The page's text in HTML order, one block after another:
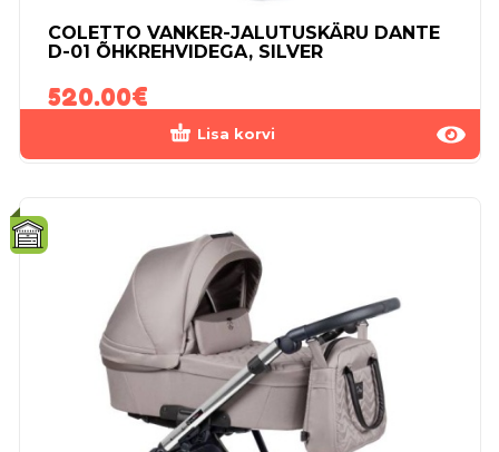
COLETTO VANKER-JALUTUSKÄRU DANTE
D-01 ÕHKREHVIDEGA, SILVER
520.00€
Lisa korvi